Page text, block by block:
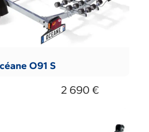
O91 S
2 690 €